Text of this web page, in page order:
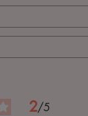
2/5